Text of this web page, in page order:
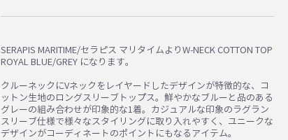
SERAPIS MARITIME/セラピス マリタイムよりW-NECK COTTON TOP
ROYAL BLUE/GREY になります。
クルーネックにVネックをレイヤードしたデザインが特徴的な、コ
ットン生地のロングスリーブトップス。鮮やかなブルーと品のある
グレーの組み合わせが印象的な1着。カジュアルな印象のラグラン
スリーブ仕様で様々なスタイリングに取り入れやすく、ユニークな
デザインがコーディネートのポイントにもなるアイテム。